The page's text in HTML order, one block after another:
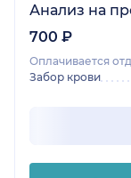
Анализ на
700 ₽
Оплачивается
Забор крови